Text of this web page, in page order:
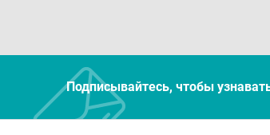
Подписывайтесь, чтобы